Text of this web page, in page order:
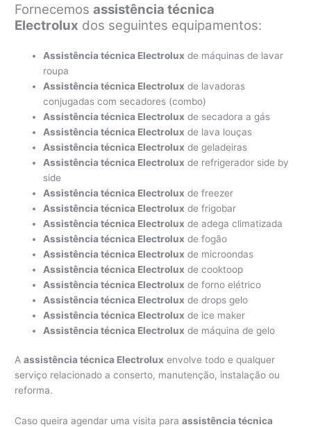
Fornecemosassistência técnica
Electrolux dos seguintes equipamentos:
Assistência técnica Electrolux de máquinas de lavar
roupa
Assistência técnica Electrolux de lavadoras
conjugadas com secadores (combo)
Assistência técnica Electrolux de secadora a gás
Assistência técnica Electrolux de lava louças
Assistência técnica Electrolux de geladeiras
Assistência técnica Electrolux de refrigerador side by
side
Assistência técnica Electrolux de freezer
Assistência técnica Electrolux de frigobar
Assistência técnica Electrolux de adega climatizada
Assistência técnica Electrolux de fogão
Assistência técnica Electrolux de microondas
Assistência técnica Electrolux de cooktoop
Assistência técnica Electrolux de forno elétrico
Assistência técnica Electrolux de drops gelo
Assistência técnica Electrolux de ice maker
Assistência técnica Electrolux de máquina de gelo
Aassistência técnica Electrolux envolve todo e qualquer
serviço relacionado a conserto, manutenção, instalação ou
reforma.
Caso queira agendar uma visita paraassistência técnica